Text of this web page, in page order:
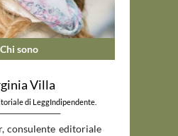
Chi sono
Villa
di LeggIndipendente.
consulente editoriale